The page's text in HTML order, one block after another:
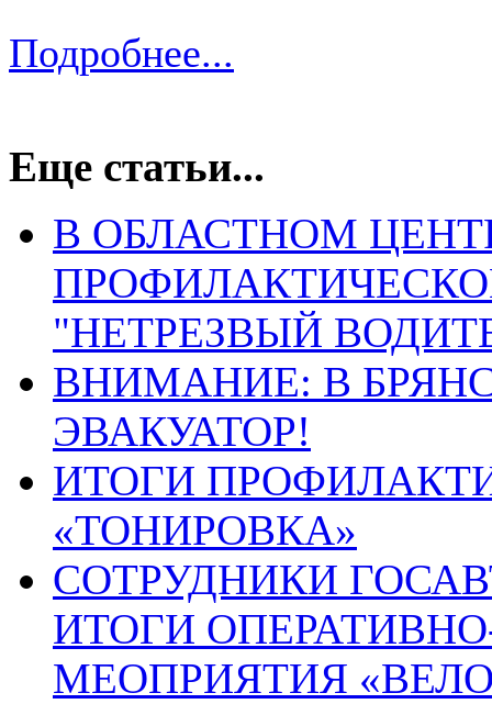
Подробнее...
Еще статьи...
В ОБЛАСТНОМ
"НЕТРЕЗВЫЙ
ВНИМАНИЕ: В
ЭВАКУАТОР!
ИТОГИ
«ТОНИРОВКА»
СОТРУДНИКИ
ИТОГИ
МЕОПРИЯТИЯ